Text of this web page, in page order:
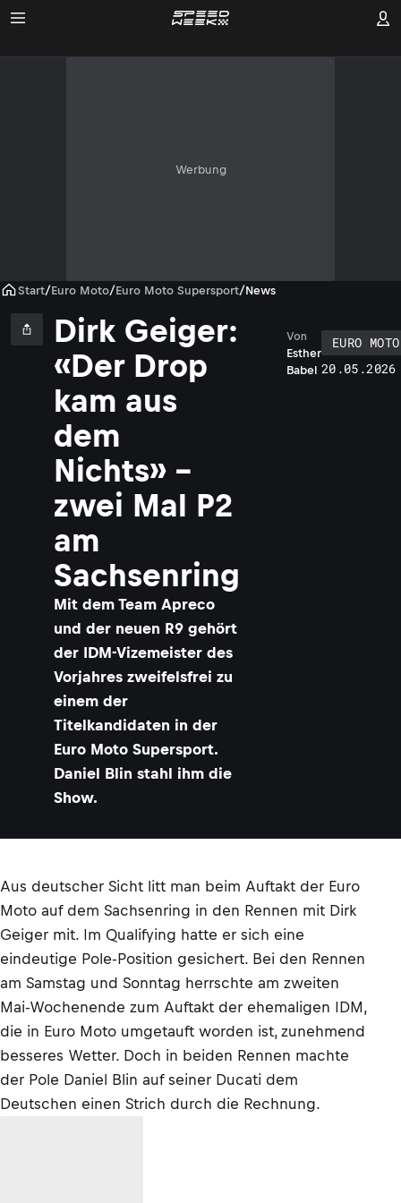
Werbung
Start/Euro Moto/Euro Moto Supersport/News
Dirk Geiger:
«Der Drop
kam aus
dem
Nichts» -
zwei Mal P2
am
Sachsenring
Mit dem Team Apreco
und der neuen R9 gehört
der IDM-Vizemeister des
Vorjahres zweifelsfrei zu
einem der
Titelkandidaten in der
Euro Moto Supersport.
Daniel Blin stahl ihm die
Show.
Esther
Babel
Von
EURO
Aus deutscher Sicht litt man beim Auftakt der Euro
Moto auf dem Sachsenring in den Rennen mit Dirk
Geiger mit. Im Qualifying hatte er sich eine
eindeutige Pole-Position gesichert. Bei den Rennen
am Samstag und Sonntag herrschte am zweiten
Mai-Wochenende zum Auftakt der ehemaligen IDM,
die in Euro Moto umgetauft worden ist, zunehmend
besseres Wetter. Doch in beiden Rennen machte
der Pole Daniel Blin auf seiner Ducati dem
Deutschen einen Strich durch die Rechnung.